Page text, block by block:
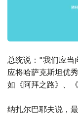
总统说："我们应当
应将哈萨克斯坦优
如《阿拜之路》、
纳扎尔巴耶夫说，